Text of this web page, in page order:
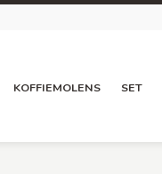
KOFFIEMOLENS SET